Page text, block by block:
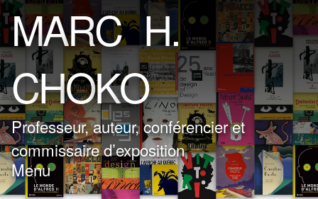
MARC H.
CHOKO
Professeur, auteur, conférencier et
commissaire d’exposition
Menu